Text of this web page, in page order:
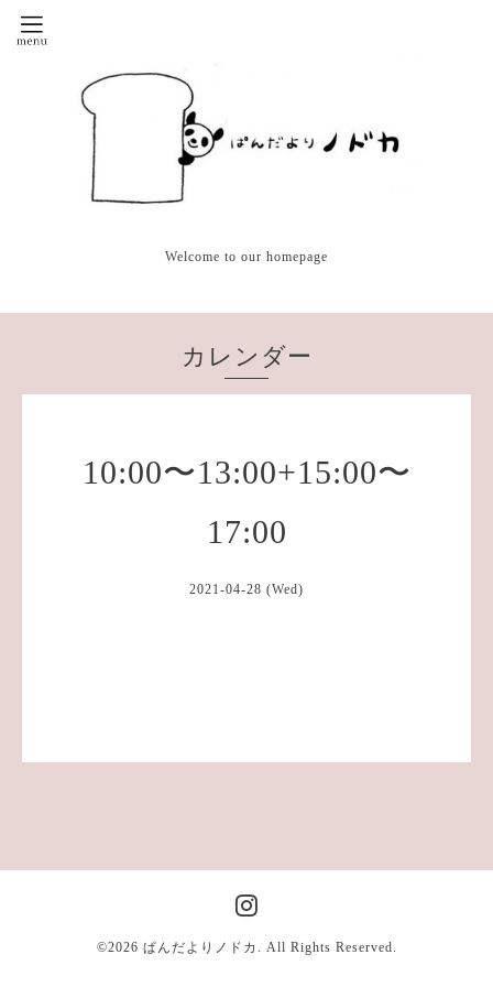
Welcome to our homepage
カレンダー
10:00〜13:00+15:00〜
17:00
2021-04-28 (Wed)
©2026 ぱんだよりノドカ . All Rights Reserved.